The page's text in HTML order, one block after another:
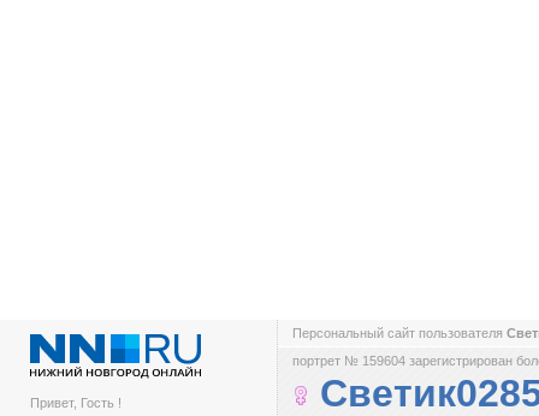
Привет, Гость !
Персональный сайт пользователя
портрет № 159604 зарегистрирован